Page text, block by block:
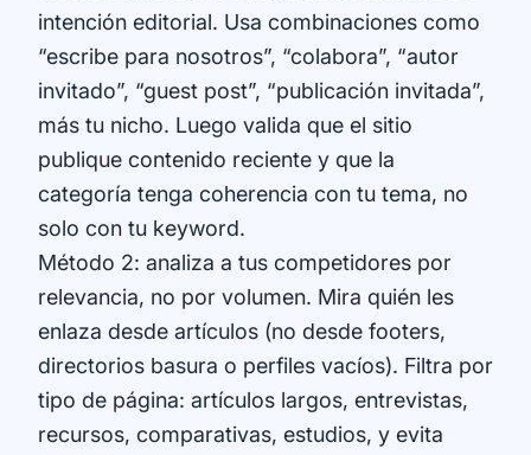
intención editorial. Usa combinaciones como
“escribe para nosotros”, “colabora”, “autor
invitado”, “guest post”, “publicación invitada”,
más tu nicho. Luego valida que el sitio
publique contenido reciente y que la
categoría tenga coherencia con tu tema, no
solo con tu keyword.
Método 2: analiza a tus competidores por
relevancia, no por volumen. Mira quién les
enlaza desde artículos (no desde footers,
directorios basura o perfiles vacíos). Filtra por
tipo de página: artículos largos, entrevistas,
recursos, comparativas, estudios, y evita